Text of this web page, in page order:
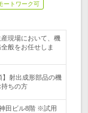
ートワーク可
現場において、機
般をお任せしま
射出成形部品の機
ちの方
田ビル8階 ※試用